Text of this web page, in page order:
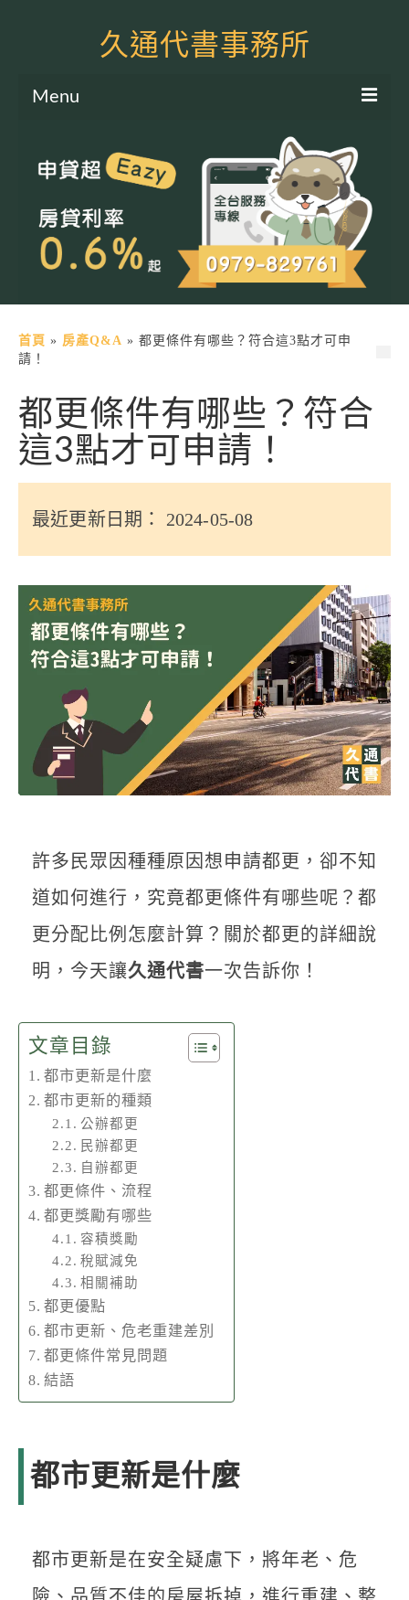
久通代書事務所
Menu
土地二胎申貸
房屋二胎申貸
軍公教貸款
土地貸款
信用貸款
代書貸款
精選知識
銀行貸款
其他貸款
申貸Q&A
久通專欄
時事解析
生活理財
房產Q&A
網友都在問
首頁 » 房產Q&A » 都更條件有哪些？符合這3點才可申
請！
都更條件有哪些？符合
這3點才可申請！
最近更新日期： 2024-05-08
許多民眾因種種原因想申請都更，卻不知
道如何進行，究竟都更條件有哪些呢？都
更分配比例怎麼計算？關於都更的詳細說
明，今天讓久通代書一次告訴你！
文章目錄
都市更新是什麼
都市更新的種類
公辦都更
民辦都更
自辦都更
都更條件、流程
都更獎勵有哪些
容積獎勵
稅賦減免
相關補助
都更優點
都市更新、危老重建差別
都更條件常見問題
結語
都市更新是什麼
都市更新是在安全疑慮下，將年老、危
險、品質不佳的房屋拆掉，進行重建、整